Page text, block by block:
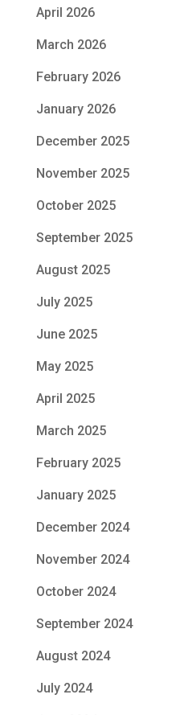
April 2026
March 2026
February 2026
January 2026
December 2025
November 2025
October 2025
September 2025
August 2025
July 2025
June 2025
May 2025
April 2025
March 2025
February 2025
January 2025
December 2024
November 2024
October 2024
September 2024
August 2024
July 2024